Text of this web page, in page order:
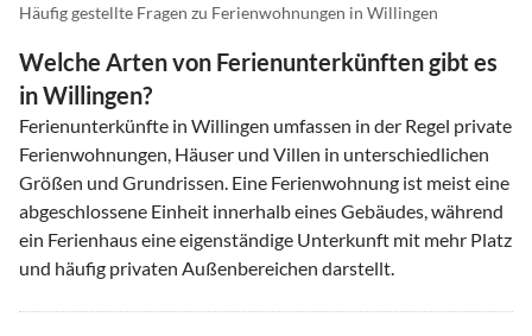
Häufig gestellte Fragen zu Ferienwohnungen in Willingen
Welche Arten von Ferienunterkünften gibt es
in Willingen?
Ferienunterkünfte in Willingen umfassen in der Regel private
Ferienwohnungen, Häuser und Villen in unterschiedlichen
Größen und Grundrissen. Eine Ferienwohnung ist meist eine
abgeschlossene Einheit innerhalb eines Gebäudes, während
ein Ferienhaus eine eigenständige Unterkunft mit mehr Platz
und häufig privaten Außenbereichen darstellt.